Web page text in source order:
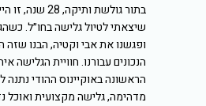
בתור גולשת
שיצאתי לטיול גלישה בחו״ל.
ופגשנו את אבי וקטיה, הבנו
הנכונים עבורנו. חוויית הגלישה
הראשונה באוקיינוס ההודי נתנה
מדהימה, גלישה מקצועית ואוכל